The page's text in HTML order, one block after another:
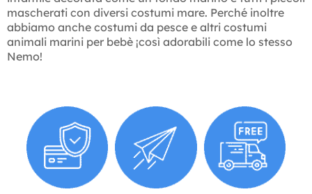
mascherati con diversi costumi mare. Perché inoltre
abbiamo anche costumi da pesce e altri costumi
animali marini per bebè ¡così adorabili come lo stesso
Nemo!